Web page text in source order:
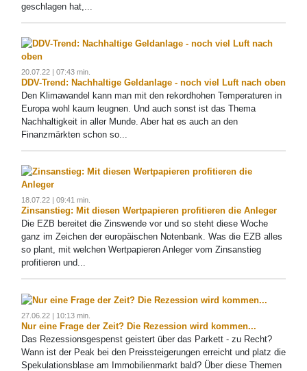
geschlagen hat,...
20.07.22 | 07:43 min.
DDV-Trend: Nachhaltige Geldanlage - noch viel Luft nach oben
Den Klimawandel kann man mit den rekordhohen Temperaturen in
Europa wohl kaum leugnen. Und auch sonst ist das Thema
Nachhaltigkeit in aller Munde. Aber hat es auch an den
Finanzmärkten schon so...
18.07.22 | 09:41 min.
Zinsanstieg: Mit diesen Wertpapieren profitieren die Anleger
Die EZB bereitet die Zinswende vor und so steht diese Woche
ganz im Zeichen der europäischen Notenbank. Was die EZB alles
so plant, mit welchen Wertpapieren Anleger vom Zinsanstieg
profitieren und...
27.06.22 | 10:13 min.
Nur eine Frage der Zeit? Die Rezession wird kommen...
Das Rezessionsgespenst geistert über das Parkett - zu Recht?
Wann ist der Peak bei den Preissteigerungen erreicht und platz die
Spekulationsblase am Immobilienmarkt bald? Über diese Themen